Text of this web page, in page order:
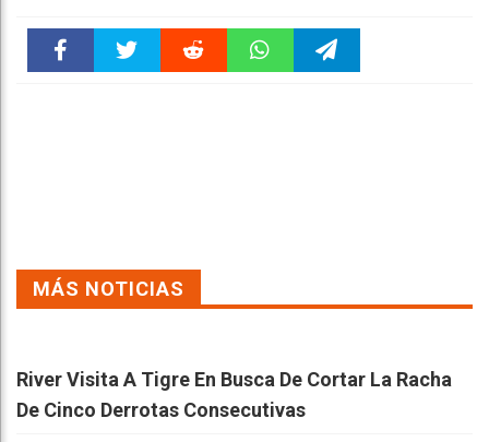
MÁS NOTICIAS
River Visita A Tigre En Busca De Cortar La Racha
De Cinco Derrotas Consecutivas